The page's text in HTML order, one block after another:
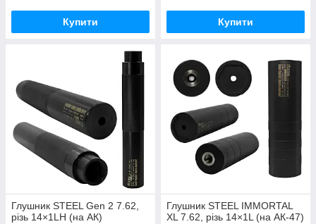
Купити Купити
Глушник STEEL Gen 2 7.62,
різь 14×1LH (на АК)
Глушник STEEL IMMORTAL
XL 7.62, різь 14×1L (на АК-47)